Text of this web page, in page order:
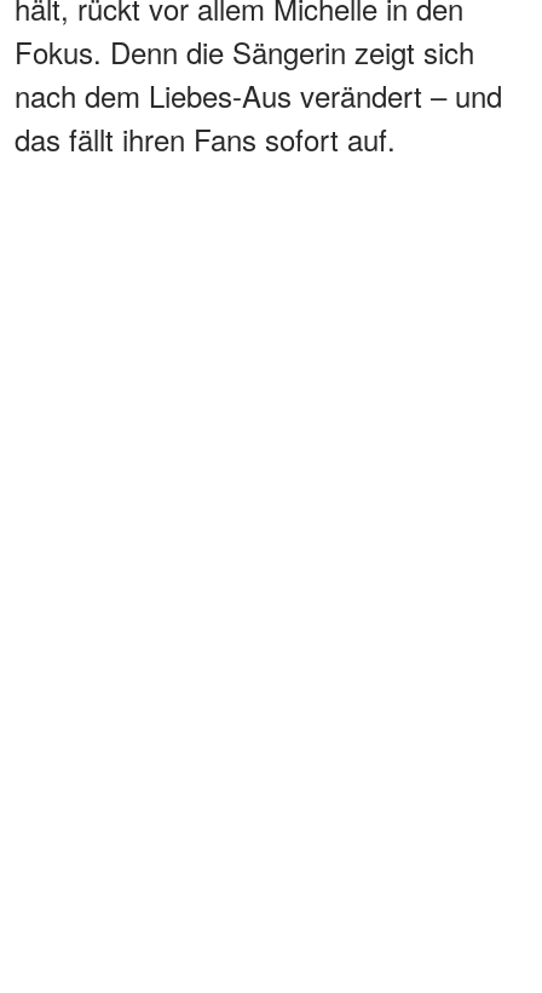
Fokus. Denn die Sängerin zeigt sich
nach dem Liebes-Aus verändert – und
das fällt ihren Fans sofort auf.